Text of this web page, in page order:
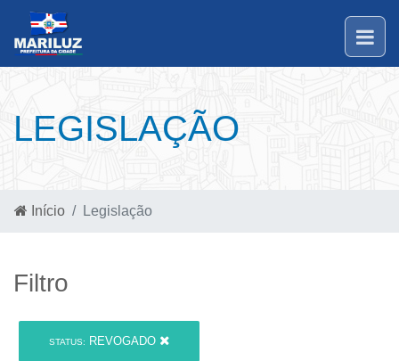
LEGISLAÇÃO
Início Legislação
Filtro
STATUS: REVOGADO